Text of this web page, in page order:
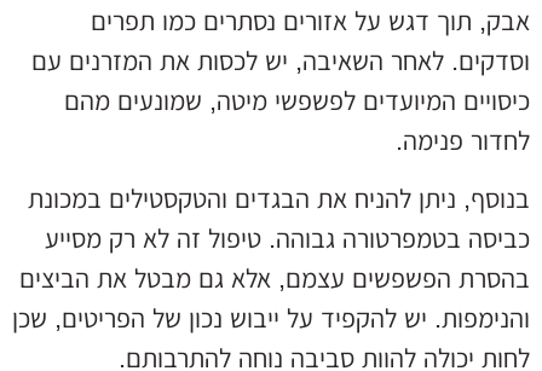
אבק, תוך דגש על אזורים נסתרים כמו תפרים
וסדקים. לאחר השאיבה, יש לכסות את המזרנים עם
כיסויים המיועדים לפשפשי מיטה, שמונעים מהם
לחדור פנימה.
בנוסף, ניתן להניח את הבגדים והטקסטילים במכונת
כביסה בטמפרטורה גבוהה. טיפול זה לא רק מסייע
בהסרת הפשפשים עצמם, אלא גם מבטל את הביצים
והנימפות. יש להקפיד על ייבוש נכון של הפריטים, שכן
לחות יכולה להוות סביבה נוחה להתרבותם.